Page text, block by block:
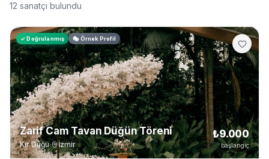
12 sanatçı bulundu
✓ Doğrulanmış 🎭 Örnek Profil
Zarif Cam Tavan Düğün Töreni
Kır Düğü· İzmir
₺9.000
başlangıç